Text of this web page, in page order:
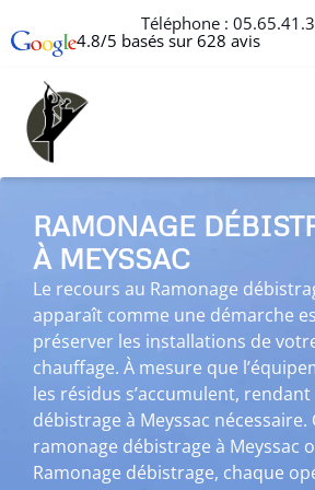
Téléphone :
4.8/5 basés sur 628 avis
RAMONAGE
À MEYSSAC
Le recours au Ramonage
apparaît comme une démarche
préserver les installations de
chauffage. À mesure que
les résidus s’accumulent, rendant
débistrage à Meyssac nécessaire.
ramonage débistrage à Meyssac
Ramonage débistrage, chaque